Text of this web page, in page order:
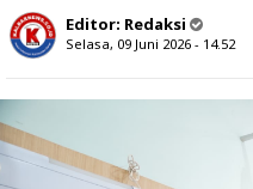
Editor: Redaksi
Selasa, 09 Juni 2026 - 14.52